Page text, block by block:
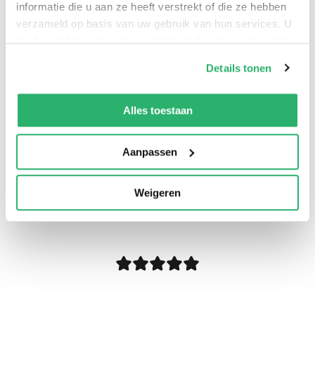
informatie die u aan ze heeft verstrekt of die ze hebben
verzameld op basis van uw gebruik van hun services. U
kunt op ieder moment uw cookievoorkeuren aanpassen
We werken samen met13 derdendie uw gegevens
kunnen ontvangen en verwerken.
Details tonen
Alles toestaan
Aanpassen
Weigeren
waves.